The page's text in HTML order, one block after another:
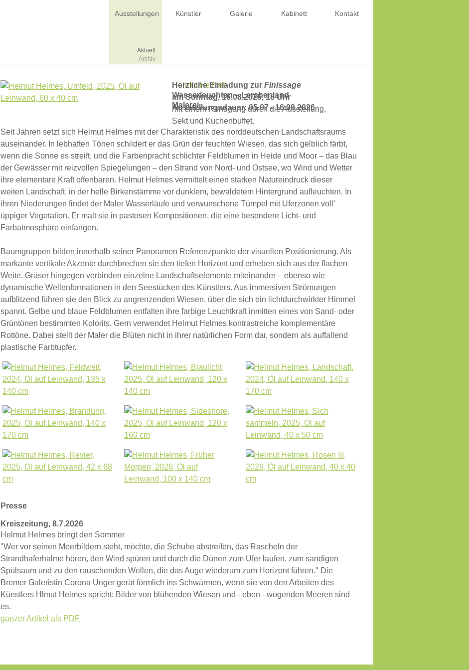
Ausstellungen
Aktuell
Archiv
Künstler Galerie Kabinett Kontakt
Helmut Helmes
Wasserleuchten – Lerchenland
Malerei
Herzliche Einladung zur Finissage
am Sonntag, 16.08.2026,15 Uhr
mit einem Rundgang durch die Ausstellung,
Sekt und Kuchenbuffet.
Ausstellungsdauer: 05.07 - 16.08.2026
Seit Jahren setzt sich Helmut Helmes mit der Charakteristik des norddeutschen Landschaftsraums
auseinander. In lebhaften Tönen schildert er das Grün der feuchten Wiesen, das sich gelblich färbt,
wenn die Sonne es streift, und die Farbenpracht schlichter Feldblumen in Heide und Moor – das Blau
der Gewässer mit reizvollen Spiegelungen – den Strand von Nord- und Ostsee, wo Wind und Wetter
ihre elementare Kraft offenbaren. Helmut Helmes vermittelt einen starken Natureindruck dieser
weiten Landschaft, in der helle Birkenstämme vor dunklem, bewaldetem Hintergrund aufleuchten. In
ihren Niederungen findet der Maler Wasserläufe und verwunschene Tümpel mit Uferzonen voll’
üppiger Vegetation. Er malt sie in pastosen Kompositionen, die eine besondere Licht- und
Farbatmosphäre einfangen.
Baumgruppen bilden innerhalb seiner Panoramen Referenzpunkte der visuellen Positionierung. Als
markante vertikale Akzente durchbrechen sie den tiefen Horizont und erheben sich aus der flachen
Weite. Gräser hingegen verbinden einzelne Landschaftselemente miteinander – ebenso wie
dynamische Wellenformationen in den Seestücken des Künstlers. Aus immersiven Strömungen
aufblitzend führen sie den Blick zu angrenzenden Wiesen, über die sich ein lichtdurchwirkter Himmel
spannt. Gelbe und blaue Feldblumen entfalten ihre farbige Leuchtkraft inmitten eines von Sand- oder
Grüntönen bestimmten Kolorits. Gern verwendet Helmut Helmes kontrastreiche komplementäre
Rottöne. Dabei stellt der Maler die Blüten nicht in ihrer natürlichen Form dar, sondern als auffallend
plastische Farbtupfer.
Presse
Kreiszeitung, 8.7.2026
Helmut Helmes bringt den Sommer
"Wer vor seinen Meerbildern steht, möchte, die Schuhe abstreifen, das Rascheln der
Strandhaferhalme hören, den Wind spüren und durch die Dünen zum Ufer laufen, zum sandigen
Spülsaum und zu den rauschenden Wellen, die das Auge wiederum zum Horizont führen." Die
Bremer Galeristin Corona Unger gerät förmlich ins Schwärmen, wenn sie von den Arbeiten des
Künstlers Hlmut Helmes spricht: Bilder von blühenden Wiesen und - eben - wogenden Meeren sind
es.
ganzer Artikel als PDF